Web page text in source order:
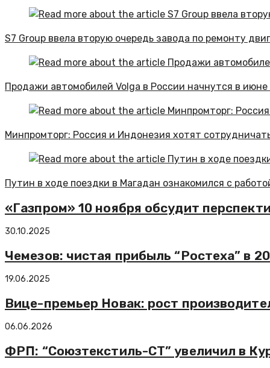
S7 Group ввела вторую очередь завода по ремонту
Продажи автомобилей Volga в России начнутся в
Минпромторг: Россия и Индонезия хотят
Путин в ходе поездки в Магадан ознакомился с
«Газпром» 10 ноября обсудит
30.10.2025
Чемезов: чистая прибыль “Ростеха” в
19.06.2025
Вице-премьер Новак: рост
06.06.2026
ФРП: “Союзтекстиль-СТ” увеличил в